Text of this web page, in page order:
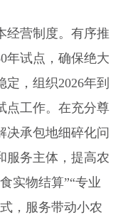
经营制度。 有序推
年试点，确保绝大
定，组织2026年到
点工作。在充分尊
决承包地细碎化问
服务主体，提高农
实物结算”“专业
，服务带动小农